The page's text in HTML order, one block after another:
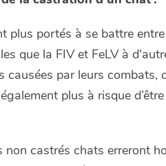
plus portés à se battre
que la FIV et FeLV à
par leurs combats,
plus à risque
non castrés chats erreront